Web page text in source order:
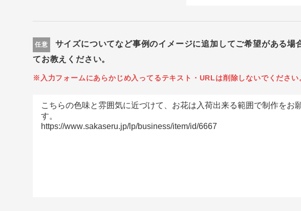
任意
サイズについてなど事例のイメージに追加してご希望がある場
てお教えください。
※入力フォームにあらかじめ入ってるテキスト・URLは削除しないでください